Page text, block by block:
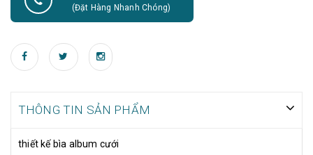
(Đặt Hàng Nhanh Chóng)
THÔNG TIN SẢN PHẨM
thiết kế bìa album cưới